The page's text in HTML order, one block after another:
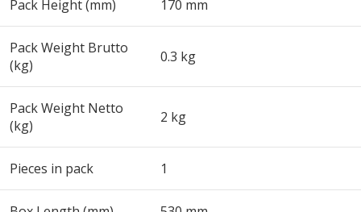
Pack Height (mm) 170 mm
Pack Weight Brutto
(kg)
0.3 kg
Pack Weight Netto
(kg)
2 kg
Pieces in pack 1